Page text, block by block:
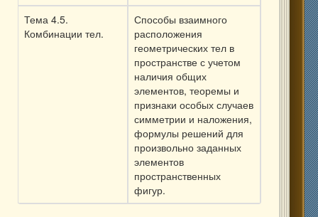
Тема 4.5.
Комбинации тел.
Способы взаимного
расположения
геометрических тел в
пространстве с учетом
наличия общих
элементов, теоремы и
признаки особых случаев
симметрии и наложения,
формулы решений для
произвольно заданных
элементов
пространственных
фигур.